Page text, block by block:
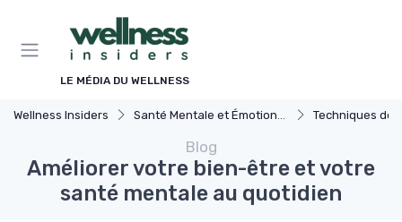
LE MÉDIA DU WELLNESS
Wellness Insiders Santé Mentale et Émotionnelle Techniques de
Blog
Améliorer votre bien-être et votre
santé mentale au quotidien